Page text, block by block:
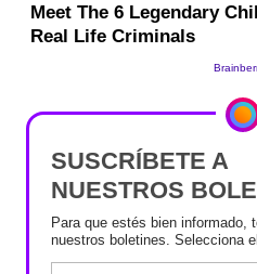
SUSCRÍBETE A
NUESTROS
Para que estés bien informado,
nuestros boletines. Selecciona